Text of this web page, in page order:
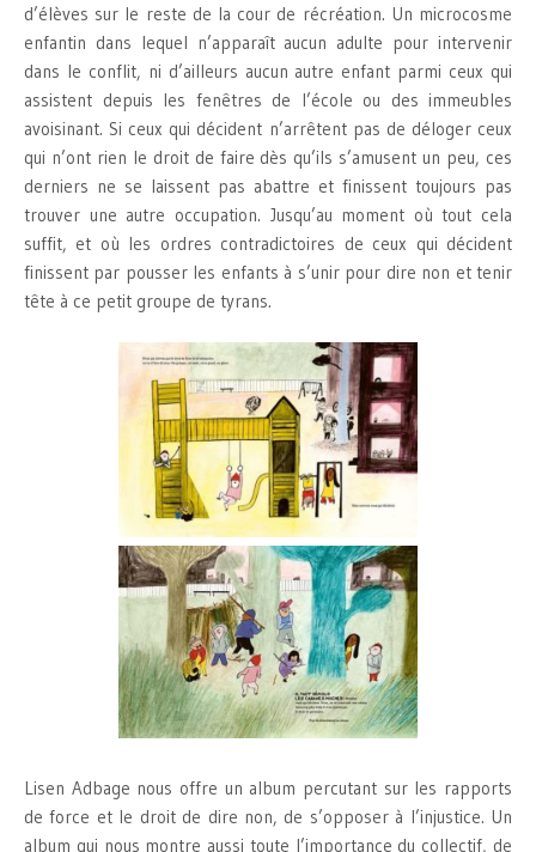
d’élèves sur le reste de la cour de récréation. Un microcosme
enfantin dans lequel n’apparaît aucun adulte pour intervenir
dans le conflit, ni d’ailleurs aucun autre enfant parmi ceux qui
assistent depuis les fenêtres de l’école ou des immeubles
avoisinant. Si ceux qui décident n’arrêtent pas de déloger ceux
qui n’ont rien le droit de faire dès qu’ils s’amusent un peu, ces
derniers ne se laissent pas abattre et finissent toujours pas
trouver une autre occupation. Jusqu’au moment où tout cela
suffit, et où les ordres contradictoires de ceux qui décident
finissent par pousser les enfants à s’unir pour dire non et tenir
tête à ce petit groupe de tyrans.
Lisen Adbage nous offre un album percutant sur les rapports
de force et le droit de dire non, de s’opposer à l’injustice. Un
album qui nous montre aussi toute l’importance du collectif, de